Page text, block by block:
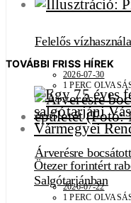
Felelős
2026-07-30
1 PERC
Árverésre
2026-07-22
1 PERC
TOVÁBBI FRISS HÍREK
Ötezer forintért
Salgótarjánban